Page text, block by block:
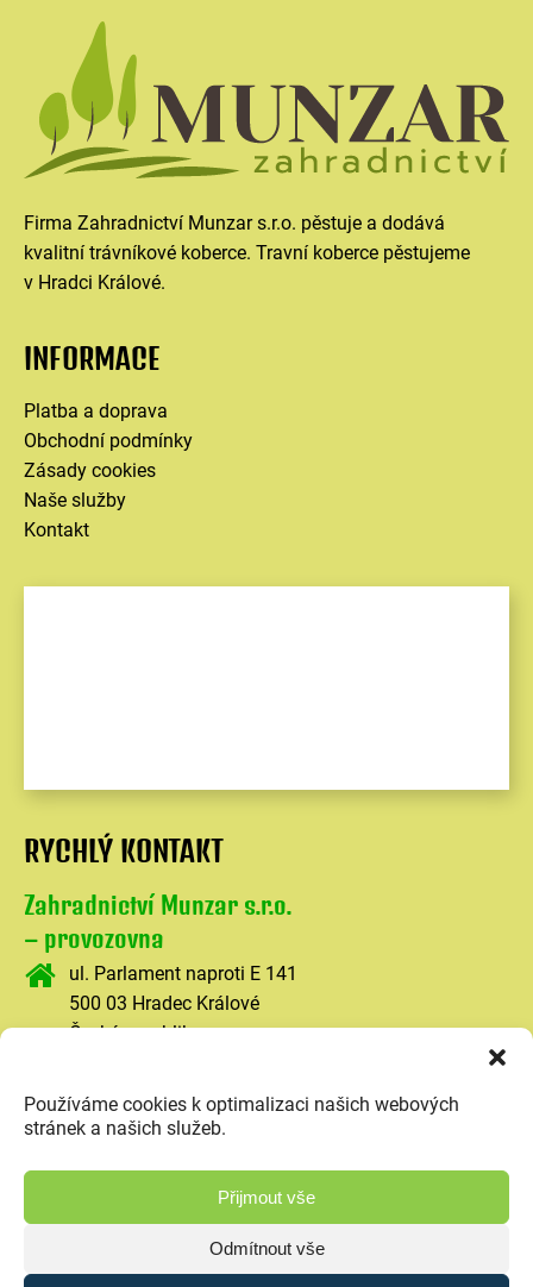
Používáme cookies k optimalizaci našich webových
stránek a našich služeb.
Přijmout vše
Odmítnout vše
Firma Zahradnictví Munzar s.r.o. pěstuje a dodává
kvalitní trávníkové koberce. Travní koberce pěstujeme
v Hradci Králové.
INFORMACE
Platba a doprava
Obchodní podmínky
Zásady cookies
Naše služby
Kontakt
RYCHLÝ KONTAKT
Zahradnictví Munzar s.r.o.
– provozovna
ul. Parlament naproti E 141
500 03 Hradec Králové
Česká republika
munzar.zahradnictvi@gmail.com